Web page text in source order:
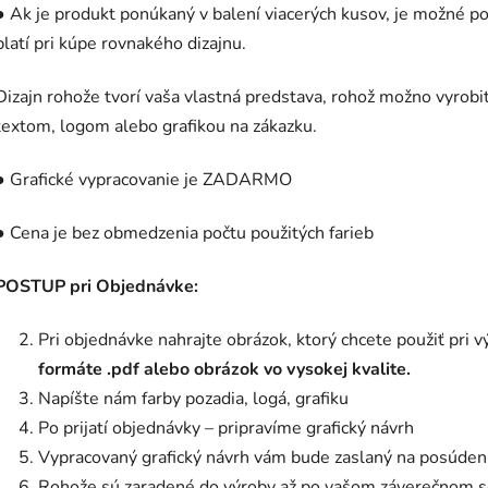
Ak je produkt ponúkaný v balení viacerých kusov, je možné
pri kúpe rovnakého dizajnu.
rohože tvorí vaša vlastná predstava, rohož možno
logom alebo grafikou na zákazku.
Grafické vypracovanie je ZADARMO
Cena je bez obmedzenia počtu použitých farieb
pri Objednávke:
Pri objednávke nahrajte obrázok, ktorý chcete použiť pri
formáte .pdf alebo obrázok vo vysokej kvalite.
Napíšte nám farby pozadia, logá, grafiku
Po prijatí objednávky – pripravíme grafický návrh
Vypracovaný grafický návrh vám bude zaslaný na